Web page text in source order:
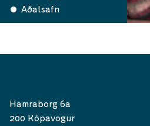
Aðalsafn
Hamraborg 6a
200 Kópavogur